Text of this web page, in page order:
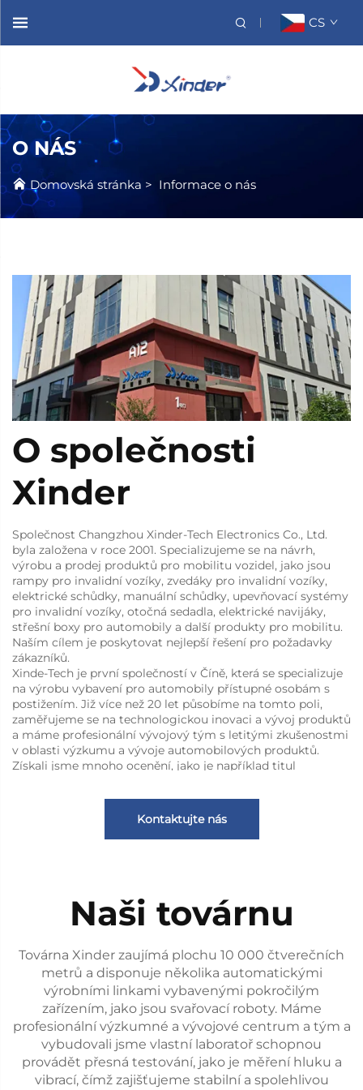
CS
O NÁS
Domovská stránka > Informace o nás
O společnosti
Xinder
Společnost Changzhou Xinder-Tech Electronics Co., Ltd.
byla založena v roce 2001. Specializujeme se na návrh,
výrobu a prodej produktů pro mobilitu vozidel, jako jsou
rampy pro invalidní vozíky, zvedáky pro invalidní vozíky,
elektrické schůdky, manuální schůdky, upevňovací systémy
pro invalidní vozíky, otočná sedadla, elektrické navijáky,
střešní boxy pro automobily a další produkty pro mobilitu.
Naším cílem je poskytovat nejlepší řešení pro požadavky
zákazníků.
Xinde-Tech je první společností v Číně, která se specializuje
na výrobu vybavení pro automobily přístupné osobám s
postižením. Již více než 20 let působíme na tomto poli,
zaměřujeme se na technologickou inovaci a vývoj produktů
a máme profesionální vývojový tým s letitými zkušenostmi
v oblasti výzkumu a vývoje automobilových produktů.
Získali jsme mnoho ocenění, jako je například titul
inovačního malého a středního podniku v provincii Jiangsu
atd. Naše společnost vybudovala přísný systém testování a
certifikace produktů, jejichž hlavní výrobky prošly
příslušným testováním a certifikací, jako je evropská
držíme téměř 40 patentů na produkty.
Xinder-Tech je profesionálním výrobcem přístupných
domácím výrobcem otočných sedadel v Číně, který
disponuje kvalifikacemi a kapacitami potřebnými k
poskytování podpory výrobcům automobilů. Máme
certifikaci systému řízení kvality dle IATF 16949:2016 a
systému environmentálního managementu dle ISO 14001.
Ve výrobě používáme různá automatická zařízení, jako jsou
svařovací roboty, linky pro montáž výrobků, vysoce
výkonné automatické stroje na stříhání plechů,
automatické testování na výrobní lince a testování v
Kontaktujte nás
Naši továrnu
Továrna Xinder zaujímá plochu 10 000 čtverečních
metrů a disponuje několika automatickými
výrobními linkami vybavenými pokročilým
zařízením, jako jsou svařovací roboty. Máme
profesionální výzkumné a vývojové centrum a tým a
vybudovali jsme vlastní laboratoř schopnou
provádět přesná testování, jako je měření hluku a
vibrací, čímž zajišťujeme stabilní a spolehlivou